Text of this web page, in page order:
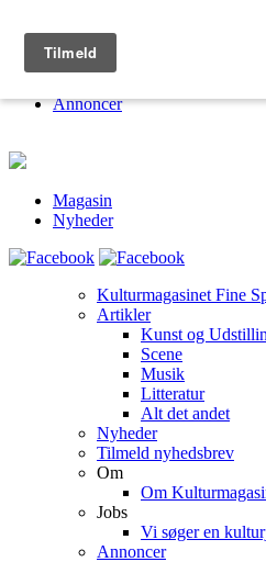
Om
Annoncer
Magasin
Nyheder
Kulturmagasinet Fine
Artikler
Kunst og
Scene
Musik
Litteratur
Alt det andet
Nyheder
Tilmeld nyhedsbrev
Om
Om
Jobs
Vi søger en
Annoncer